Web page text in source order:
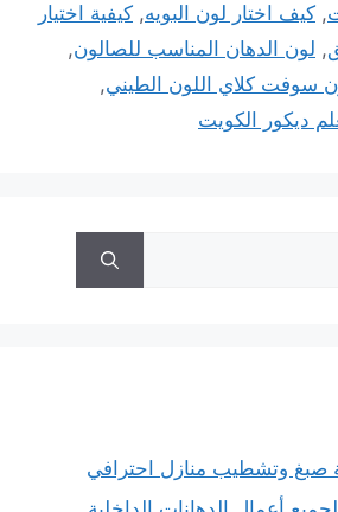
, كيف اختار لون البويه, كيفية اختيار
, لون الدهان المناسب للصالون,
سوفت كلاي اللون الطيني,
ديكور الكويت
صبغ وتشطيب منازل احترافي